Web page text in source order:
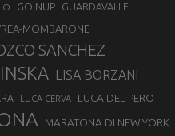
GOINUP GUARDAVALLE
MOMBARONE
SANCHEZ
LISA BORZANI
LUCA CERVA LUCA DEL PERO
MARATONA DI NEW YORK